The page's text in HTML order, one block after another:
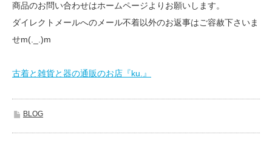
商品のお問い合わせはホームページよりお願いします。
ダイレクトメールへのメール不着以外のお返事はご容赦下さいま
せm(._.)m
古着と雑貨と器の通販のお店『ku.』
BLOG